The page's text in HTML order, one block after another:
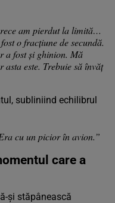
am pierdut la limită…
o fracțiune de secundă.
a fost și ghinion. Mă
este. Trebuie să învăț
subliniind echilibrul
cu un picior în avion.”
care a
și stăpânească